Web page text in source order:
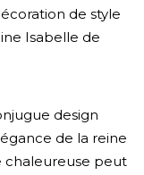
de style
Isabelle de
design
de la reine
chaleureuse peut